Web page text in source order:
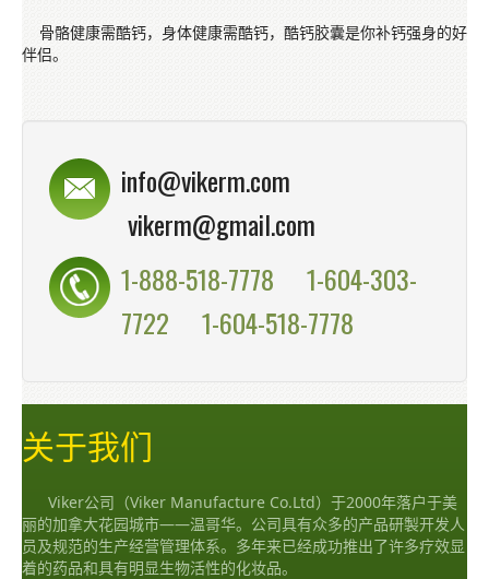
骨骼健康需酷钙，身体健康需酷钙，酷钙胶囊是你补钙强身的好
伴侣。
info@vikerm.com
vikerm@gmail.com
1-888-518-7778
1-604-303-
7722
1-604-518-7778
关于我们
Viker公司（Viker Manufacture Co.Ltd）于2000年落户于美
丽的加拿大花园城市——温哥华。公司具有众多的产品研製开发人
员及规范的生产经营管理体系。多年来已经成功推出了许多疗效显
着的药品和具有明显生物活性的化妆品。